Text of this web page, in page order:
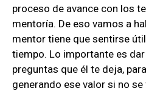
proceso de avance con los
mentoría. De eso vamos a
mentor tiene que sentirse
tiempo. Lo importante es
preguntas que él te deja,
generando ese valor si no